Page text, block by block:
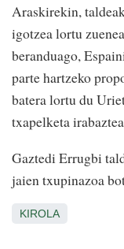
Araskirekin,
igotzea lortu
beranduago,
parte hartzeko
batera lortu du
txapelketa
Gaztedi Errugbi
jaien txupinazoa
KIROLA